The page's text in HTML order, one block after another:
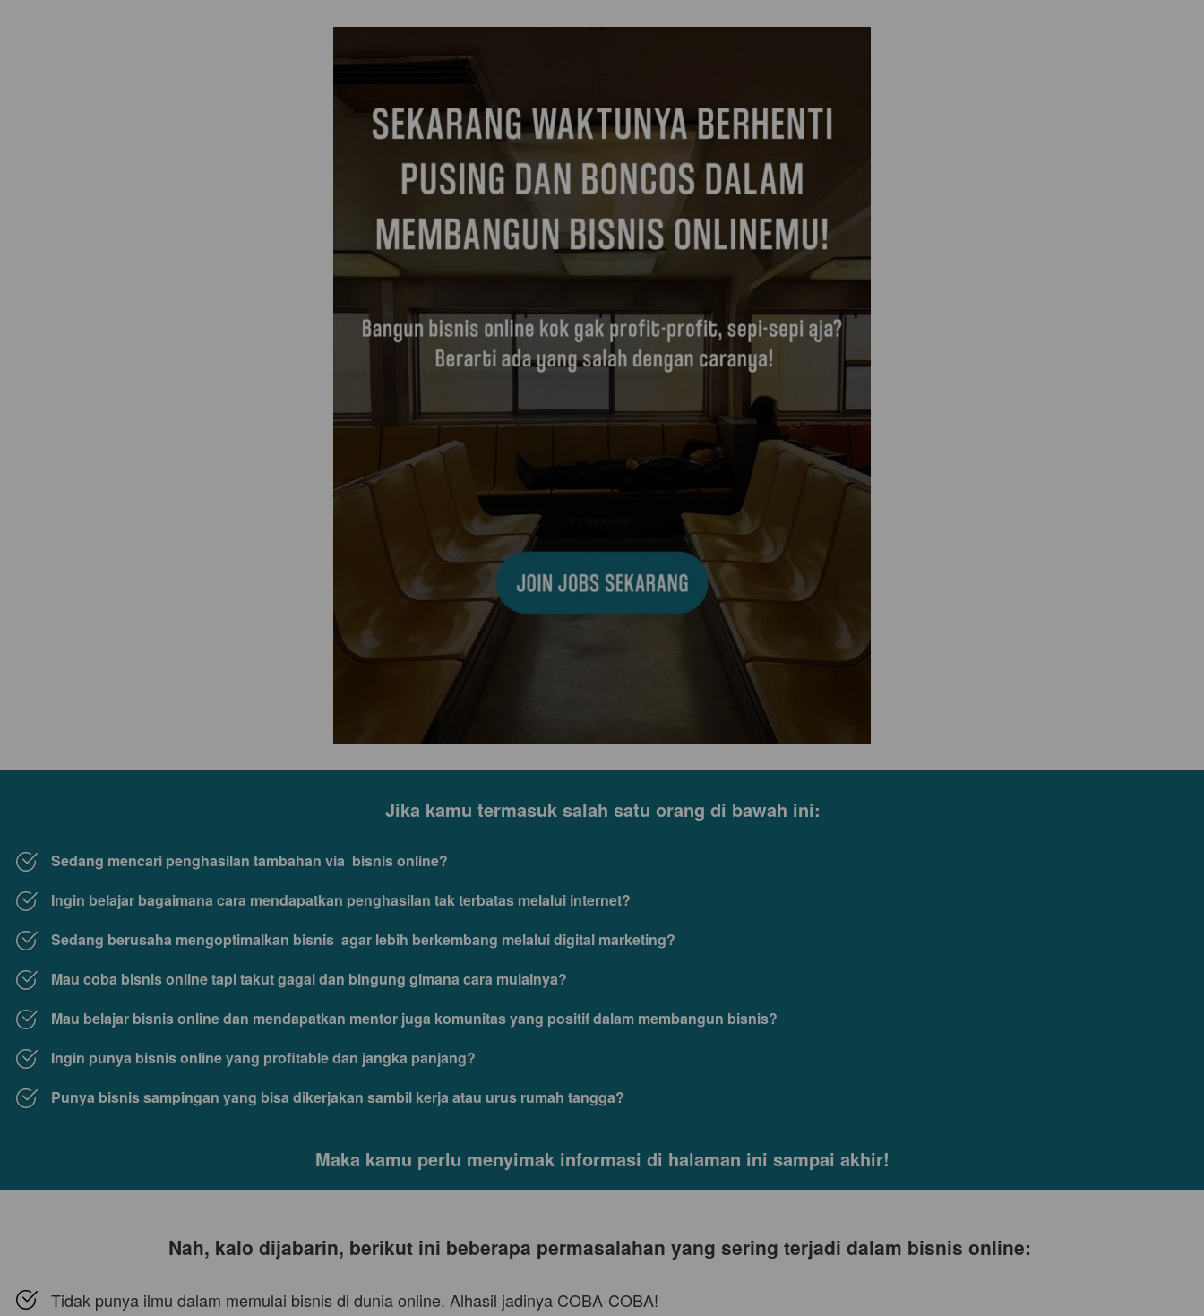
Jika kamu termasuk salah satu orang di bawah ini:
Sedang mencari penghasilan tambahan via  bisnis online?
Ingin belajar bagaimana cara mendapatkan penghasilan tak terbatas melalui internet?
Sedang berusaha mengoptimalkan bisnis  agar lebih berkembang melalui digital marketing?
Mau coba bisnis online tapi takut gagal dan bingung gimana cara mulainya?
Mau belajar bisnis online dan mendapatkan mentor juga komunitas yang positif dalam membangun bisnis?
Ingin punya bisnis online yang profitable dan jangka panjang?
Punya bisnis sampingan yang bisa dikerjakan sambil kerja atau urus rumah tangga?
Maka kamu perlu menyimak informasi di halaman ini sampai akhir!
Nah, kalo dijabarin, berikut ini beberapa permasalahan yang sering terjadi dalam bisnis online:
Tidak punya ilmu dalam memulai bisnis di dunia online. Alhasil jadinya COBA-COBA!